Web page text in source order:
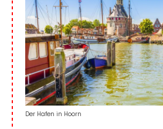
Der Hafen in Hoorn